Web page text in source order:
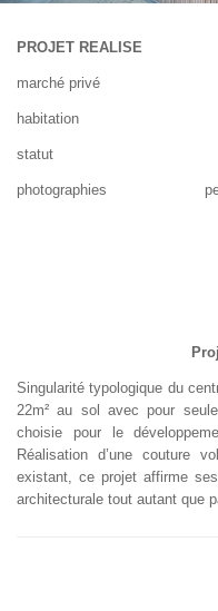
PROJET REALISE
marché privé
habitation
statut
photographies
Singularité typologique du
22m² au sol avec pour
choisie pour le
Réalisation d’une couture
existant, ce projet affirme
architecturale tout autant que